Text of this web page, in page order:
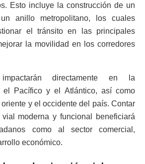
Esto incluye la construcción de un
anillo metropolitano, los cuales
el tránsito en las principales
la movilidad en los corredores
directamente en la
el Pacífico y el Atlántico, así como
y el occidente del país. Contar
vial moderna y funcional beneficiará
como al sector comercial,
económico.